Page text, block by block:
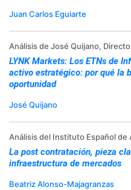
Juan Carlos Eguiarte
Análisis de José Quijano,
LYNK Markets: Los ETNs de
activo estratégico: por qué la
oportunidad
José Quijano
Análisis del Instituto Español de
La post contratación, pieza
infraestructura de mercados
Beatriz Alonso-Majagranzas